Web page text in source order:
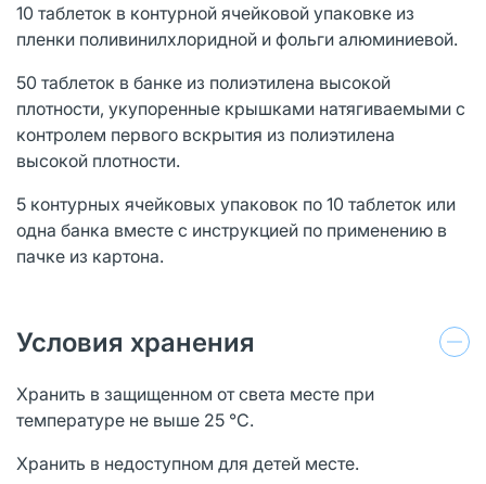
10 таблеток в контурной ячейковой упаковке из
пленки поливинилхлоридной и фольги алюминиевой.
50 таблеток в банке из полиэтилена высокой
плотности, укупоренные крышками натягиваемыми с
контролем первого вскрытия из полиэтилена
высокой плотности.
5 контурных ячейковых упаковок по 10 таблеток или
одна банка вместе с инструкцией по применению в
пачке из картона.
Условия хранения
Хранить в защищенном от света месте при
температуре не выше 25 °С.
Хранить в недоступном для детей месте.